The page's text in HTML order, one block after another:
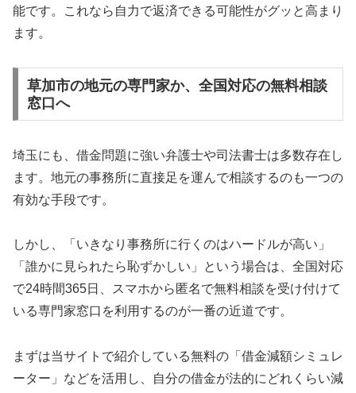
能です。これなら自力で返済できる可能性がグッと高まり
ます。
草加市の地元の専門家か、全国対応の無料相談
窓口へ
埼玉にも、借金問題に強い弁護士や司法書士は多数存在し
ます。地元の事務所に直接足を運んで相談するのも一つの
有効な手段です。
しかし、「いきなり事務所に行くのはハードルが高い」
「誰かに見られたら恥ずかしい」という場合は、全国対応
で24時間365日、スマホから匿名で無料相談を受け付けて
いる専門家窓口を利用するのが一番の近道です。
まずは当サイトで紹介している無料の「借金減額シミュレ
ーター」などを活用し、自分の借金が法的にどれくらい減